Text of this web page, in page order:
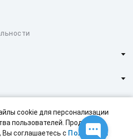
cookie для персонализации
пользователей. Продолжая
Вы соглашаетесь с Политикой